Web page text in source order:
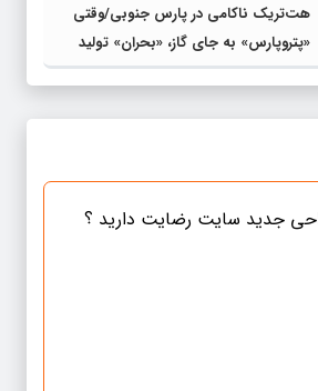
هت‌تریک ناکامی در پارس جنوبی/وقتی
«پتروپارس» به جای گاز، «بحران» تولید
می‌کند
جدید سایت رضایت دارید ؟